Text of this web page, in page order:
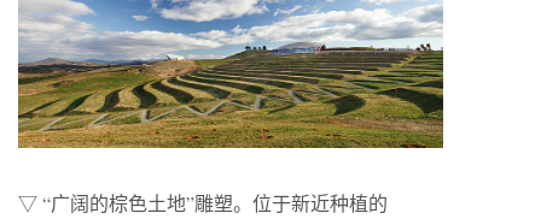
▽ “广阔的棕色土地”雕塑。位于新近种植的